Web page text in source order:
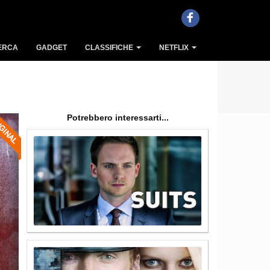
GADGET CLASSIFICHE NETFLIX
Potrebbero interessarti...